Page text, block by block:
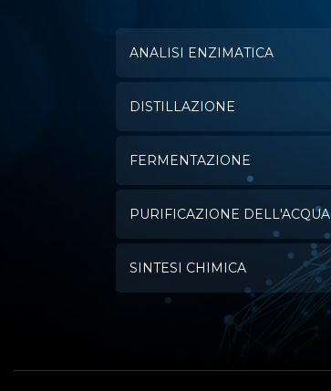
ANALISI ENZIMATICA
DISTILLAZIONE
FERMENTAZIONE
PURIFICAZIONE DELL'ACQUA
SINTESI CHIMICA